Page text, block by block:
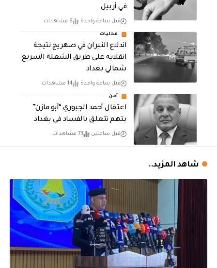
في أربيل
قبل ساعة واحدة 8 مشاهدات
محليات
اندلاع النيران في صهريج نتيجة
انقلابه على طريق الشعلة السريع
شمالي بغداد
قبل ساعة واحدة 14 مشاهدات
أمن
اعتقال أحمد الجبوري “أبو مازن”
بتهم تتعلق بالفساد في بغداد
قبل ساعتين 73 مشاهدات
شاهد المزيد..